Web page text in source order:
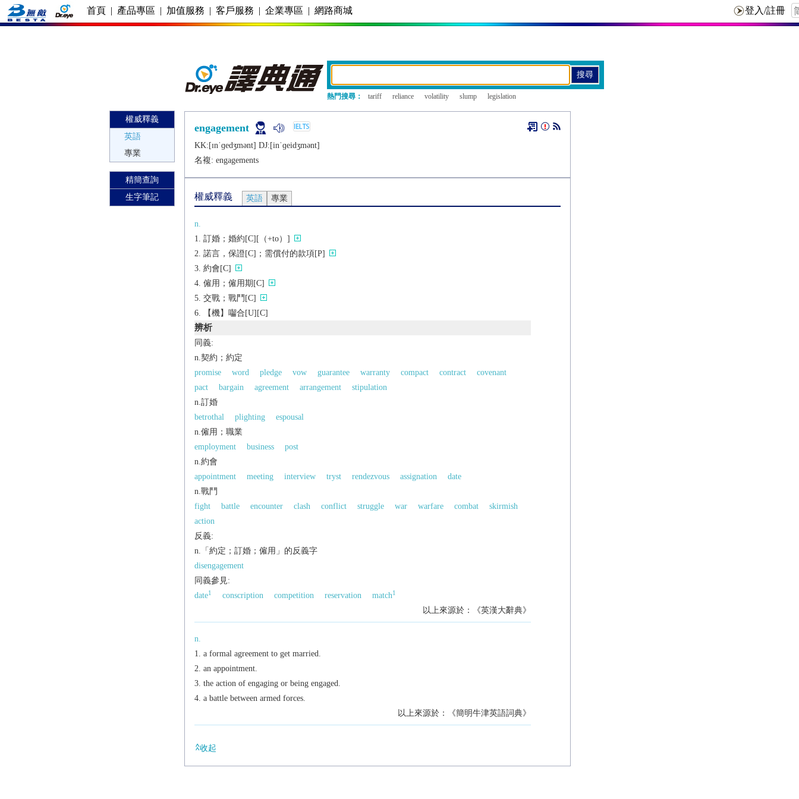
首頁 | 產品專區 | 加值服務 | 客戶服務 | 企業專區 | 網路商城
熱門搜尋： tariff reliance volatility slump legislation
權威釋義
英語
專業
精簡查詢
生字筆記
engagement
KK:[ɪnˈɡеdʒmǝnt] DJ:[inˈɡеidʒmǝnt]
名複: engagements
權威釋義 英語 專業
n.
訂婚；婚約[C][（+to）]
諾言，保證[C]；需償付的款項[P]
約會[C]
僱用；僱用期[C]
交戰；戰鬥[C]
【機】囓合[U][C]
辨析
同義:
n.契約；約定
promise
word pledge vow guarantee warranty compact contract
covenant
pact
bargain agreement arrangement
stipulation
n.訂婚
betrothal
plighting
espousal
n.僱用；職業
employment
business
post
n.約會
appointment
meeting interview tryst rendezvous assignation
date
n.戰鬥
fight
battle encounter clash conflict struggle war warfare combat
skirmish
action
反義:
n.「約定；訂婚；僱用」的反義字
disengagement
同義參見:
date1 conscription competition reservation match1
以上來源於：《英漢大辭典》
n.
a formal agreement to get married.
an appointment.
the action of engaging or being engaged.
a battle between armed forces.
以上來源於：《簡明牛津英語詞典》
收起